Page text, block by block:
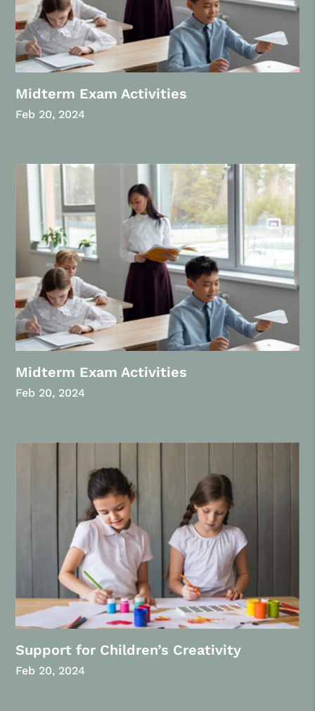
Midterm Exam Activities
Feb 20, 2024
Midterm Exam Activities
Feb 20, 2024
Support for Children’s Creativity
Feb 20, 2024